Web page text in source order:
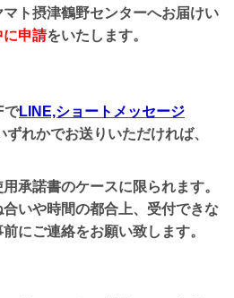
ト摂津鶴野センターへお届けい
に申請をいたします。
でLINE,ショートメッセージ
ずれかでお送りいただければ、
承諾書のケースに限られます。
いや時間の都合上、受付できな
にご連絡をお願い致します。